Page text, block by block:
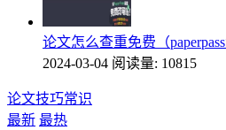
论文怎么查重免费（
2024-03-04 阅读量: 10815
论文技巧常识
最新 最热